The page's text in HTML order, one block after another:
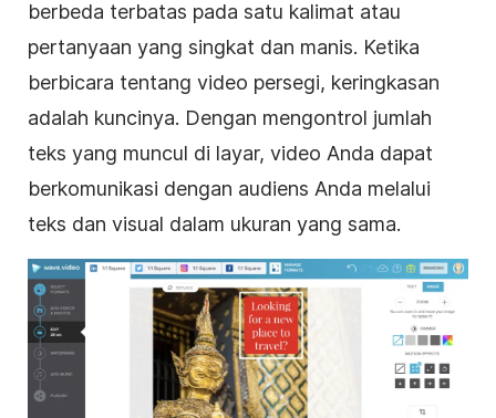
berbeda terbatas pada satu kalimat atau
pertanyaan yang singkat dan manis. Ketika
berbicara tentang video persegi, keringkasan
adalah kuncinya. Dengan mengontrol jumlah
teks yang muncul di layar, video Anda dapat
berkomunikasi dengan audiens Anda melalui
teks dan visual dalam ukuran yang sama.